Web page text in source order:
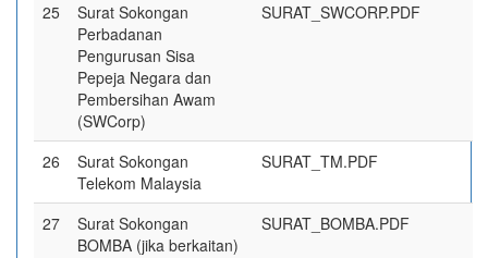
25
Surat Sokongan
Perbadanan
Pengurusan Sisa
Pepeja Negara dan
Pembersihan Awam
(SWCorp)
SURAT_SWCORP.PDF
26
Surat Sokongan
Telekom Malaysia
SURAT_TM.PDF
27
Surat Sokongan
BOMBA (jika berkaitan)
SURAT_BOMBA.PDF